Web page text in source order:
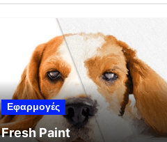
Εφαρμογές
Fresh Paint